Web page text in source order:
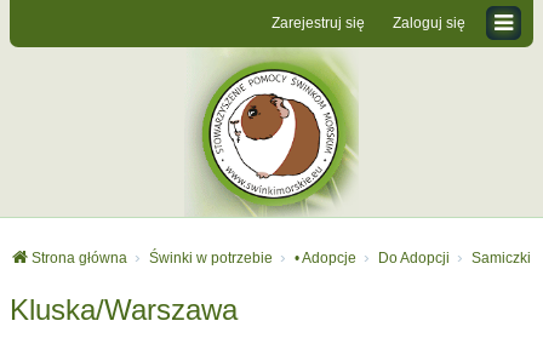
Zaloguj się
Zarejestruj się
Strona główna Świnki w potrzebie • Adopcje Do Adopcji Samiczki
Kluska/Warszawa